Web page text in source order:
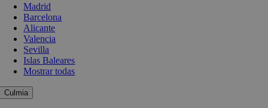
Madrid
Barcelona
Alicante
Valencia
Sevilla
Islas Baleares
Mostrar todas
Culmia